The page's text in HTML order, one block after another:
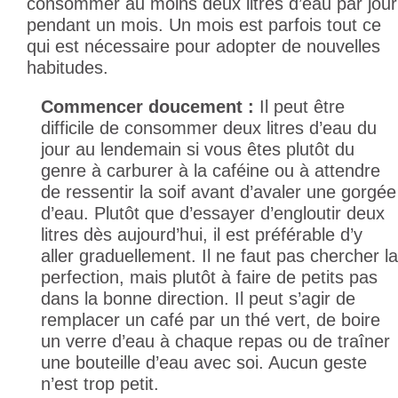
pendant un mois. Un mois est parfois tout ce
qui est nécessaire pour adopter de nouvelles
habitudes.
Commencer doucement : Il peut être
difficile de consommer deux litres d’eau du
jour au lendemain si vous êtes plutôt du
genre à carburer à la caféine ou à attendre
de ressentir la soif avant d’avaler une gorgée
d’eau. Plutôt que d’essayer d’engloutir deux
litres dès aujourd’hui, il est préférable d’y
aller graduellement. Il ne faut pas chercher la
perfection, mais plutôt à faire de petits pas
dans la bonne direction. Il peut s’agir de
remplacer un café par un thé vert, de boire
un verre d’eau à chaque repas ou de traîner
une bouteille d’eau avec soi. Aucun geste
n’est trop petit.